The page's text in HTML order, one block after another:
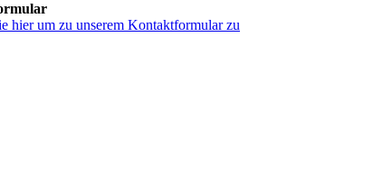
hier um zu unserem Kon­takt­for­mu­lar zu